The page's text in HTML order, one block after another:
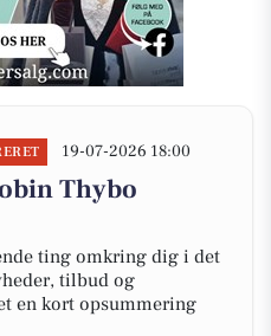
19-07-2026 18:00
Thybo
ting omkring dig i det
tilbud og
en kort opsummering